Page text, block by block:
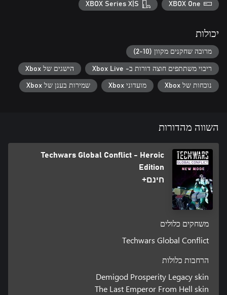
XBOX One
XBOX Series X|S
יכולות
מרובה שחקנים מקוון (2-10)
ריבוי משתתפים‬‏‫ חוצה דורות ב- Xbox Live הישגים של Xbox
נוכחות של Xbox מועדוני Xbox שמירות בענן של Xbox
השווה מהדורות
Techwars Global Conflict - Heroic
Edition
חינם+
משחקים כלולים
Techwars Global Conflict
הרחבות כלולות
Demigod Prosperity Legacy skin
The Last Emperor From Hell skin